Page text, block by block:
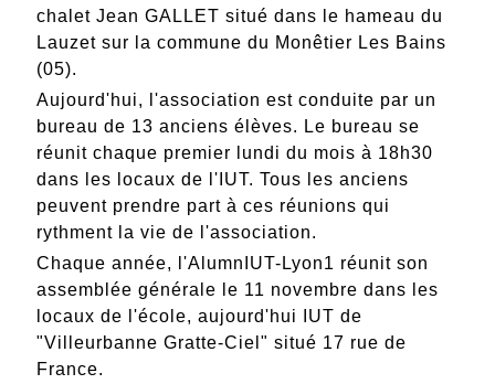
chalet Jean GALLET situé dans le hameau du
Lauzet sur la commune du Monêtier Les Bains
(05).
Aujourd'hui, l'association est conduite par un
bureau de 13 anciens élèves. Le bureau se
réunit chaque premier lundi du mois à 18h30
dans les locaux de l'IUT. Tous les anciens
peuvent prendre part à ces réunions qui
rythment la vie de l'association.
Chaque année, l'AlumnIUT-Lyon1 réunit son
assemblée générale le 11 novembre dans les
locaux de l'école, aujourd'hui IUT de
"Villeurbanne Gratte-Ciel" situé 17 rue de
France.